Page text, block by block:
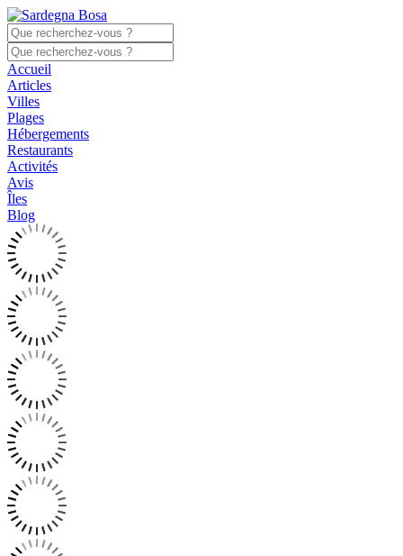
Accueil
Articles
Villes
Plages
Hébergements
Restaurants
Activités
Avis
Îles
Blog